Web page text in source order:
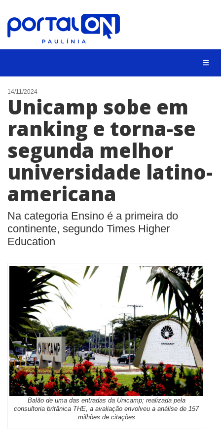
CIDADES
EVENTOS
EMPREGO
ANIVERSÁRIO DAS CIDADES
ANUNCIE
CONTATO
14/11/2024
Unicamp sobe em
ranking e torna-se
segunda melhor
universidade latino-
americana
Na categoria Ensino é a primeira do
continente, segundo Times Higher
Education
Balão de uma das entradas da Unicamp; realizada pela
consultoria britânica THE, a avaliação envolveu a análise de 157
milhões de citações